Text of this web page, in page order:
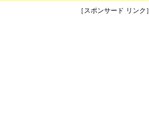
［スポンサード リンク］